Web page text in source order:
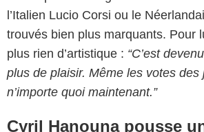
l’Italien Lucio Corsi ou le
trouvés bien plus marquants. Pour
plus rien d’artistique : “C’est
plus de plaisir. Même les votes des
n’importe quoi maintenant.”
Cyril Hanouna pousse